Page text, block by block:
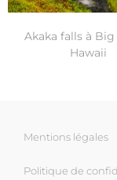
Akaka falls à Big
Hawaii
Mentions légales
Politique de